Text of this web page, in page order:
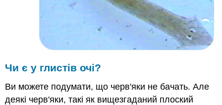
Чи є у глистів очі?
Ви можете подумати, що черв'яки не бачать. Але
деякі черв'яки, такі як вищезгаданий плоский